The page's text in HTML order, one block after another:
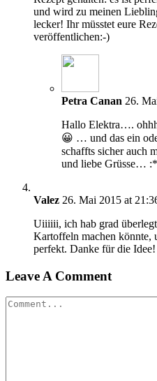
und wird zu meinen
lecker! Ihr müsstet eure
veröffentlichen:-)
Petra Canan 26.
Hallo Elektra….
😀 … und das ein
schaffts sicher auch
und liebe Grüsse… :*
Valez 26. Mai 2015 at
Uiiiiii, ich hab grad
Kartoffeln machen könnte,
perfekt. Danke für die Idee!
Leave A Comment
Comment